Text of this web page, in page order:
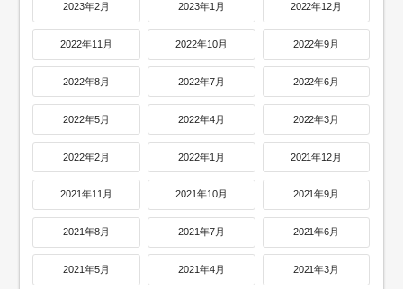
2023年2月 2023年1月 2022年12月
2022年11月 2022年10月 2022年9月
2022年8月 2022年7月 2022年6月
2022年5月 2022年4月 2022年3月
2022年2月 2022年1月 2021年12月
2021年11月 2021年10月 2021年9月
2021年8月 2021年7月 2021年6月
2021年5月 2021年4月 2021年3月